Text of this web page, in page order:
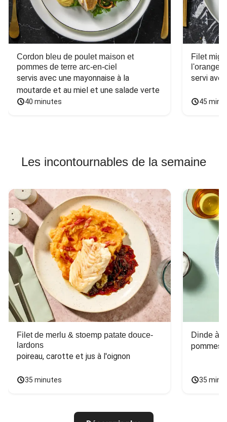
Cordon bleu de poulet maison et
pommes de terre arc-en-ciel
servis avec une mayonnaise à la
moutarde et au miel et une salade verte
40 minutes
Filet
l'orange
servi
45
Les incontournables de la semaine
Filet de merlu & stoemp patate douce-
lardons
poireau, carotte et jus à l'oignon
35 minutes
Dinde à
pommes
35